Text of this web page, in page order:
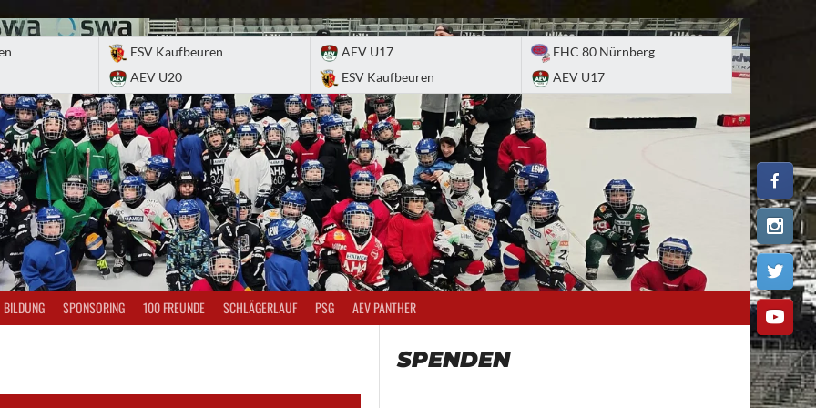
ESV Kaufbeuren
AEV U20
AEV U17
ESV Kaufbeuren
EHC 80 Nürnberg
AEV U17
BILDUNG SPONSORING 100 FREUNDE SCHLÄGERLAUF PSG AEV PANTHER
SPENDEN